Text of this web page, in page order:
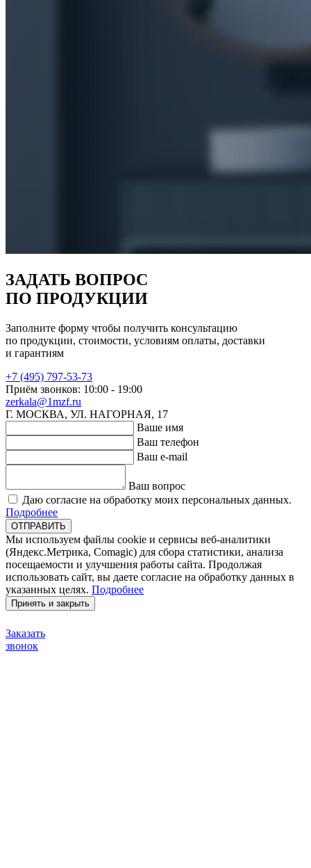
ЗАДАТЬ ВОПРОС
ПО ПРОДУКЦИИ
Заполните форму чтобы получить консультацию
по продукции, стоимости, условиям оплаты, доставки
и гарантиям
+7 (495) 797-53-73
Приём звонков: 10:00 - 19:00
zerkala@1mzf.ru
Г. МОСКВА, УЛ. НАГОРНАЯ, 17
Ваше имя
Ваш телефон
Ваш e-mail
Ваш вопрос
Даю согласие на обработку моих персональных данных.
Подробнее
ОТПРАВИТЬ
Мы используем файлы cookie и сервисы веб-аналитики
(Яндекс.Метрика, Comagic) для сбора статистики, анализа
посещаемости и улучшения работы сайта. Продолжая
использовать сайт, вы даете согласие на обработку данных в
указанных целях. Подробнее
Принять и закрыть
Заказать
звонок